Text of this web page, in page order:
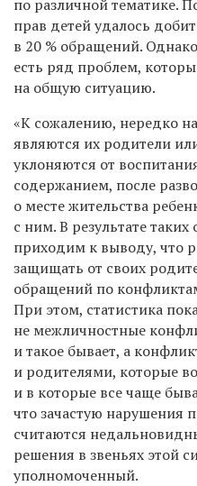
по различной тематике.
прав детей удалось
в 20 % обращений.
есть ряд проблем,
на общую ситуацию.
«К сожалению, нередко
являются их родители
уклоняются от
содержанием, после
о месте жительства
с ним. В результате
приходим к выводу, что
защищать от своих
обращений по
При этом, статистика
не межличностные
и такое бывает, а
и родителями, которые
и в которые все чаще
что зачастую нарушения
считаются
решения в звеньях этой
уполномоченный.